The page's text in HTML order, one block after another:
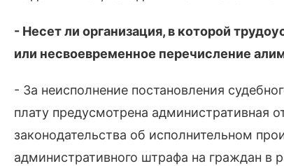
- Несет ли организация, в которой
или несвоевременное перечисление
- За неисполнение постановления
плату предусмотрена административная
законодательства об исполнительном
административного штрафа на граждан в